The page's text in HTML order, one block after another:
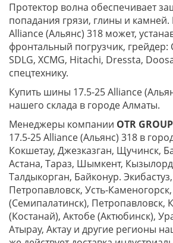
Протектор волна обеспечивает
попадания грязи, глины и
Alliance (Альянс) 318 может,
фронтальный погрузчик, грейдер:
SDLG, XCMG, Hitachi, Dressta,
спецтехнику.
Купить шины 17.5-25 Alliance
нашего склада в городе Алматы.
Менеджеры компании OTR GROUP
17.5-25 Alliance (Альянс) 318 в
Кокшетау, Джезказган, Щучинск,
Астана, Тараз, Шымкент,
Талдыкорган, Байконур.
Петропавловск, Усть-
(Семипалатинск), Петропавловск,
(Костанай), Актобе (Актюбинск),
Атырау, Актау и другие регионы